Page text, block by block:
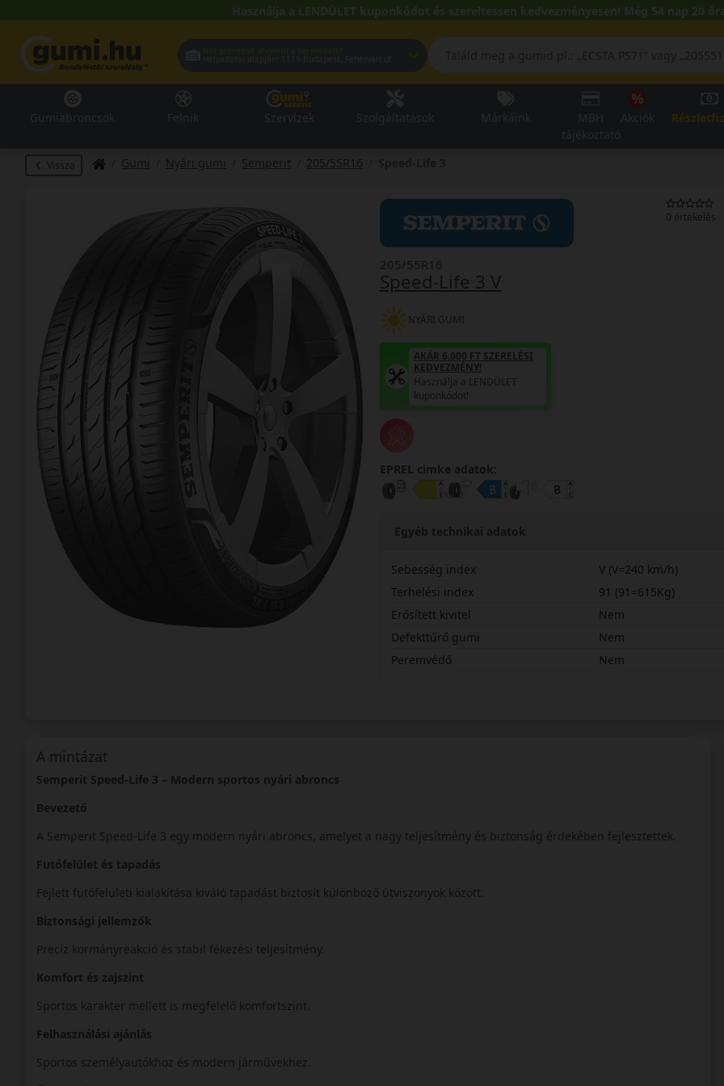
Használja a LENDÜLET kuponkódot és szereltessen kedvezményesen! Még 54 nap 20
Vissza Gumi Nyári gumi Semperit 205/55R16
0 értékelés
Speed-Life 3 V
205/55R16
NYÁRI GUMI
AKÁR 6.000 FT SZERELÉSI
KEDVEZMÉNY!
Használja a LENDÜLET
kuponkódot!
EPREL cimke adatok:
Egyéb technikai adatok
Sebesség index
V (V=240 km/h)
Terhelési index
91 (91=615Kg)
Erősített kivitel
Nem
Defekttűrő gumi
Nem
Peremvédő
Nem
A mintázat
Semperit Speed-Life 3 – Modern sportos nyári abroncs
Bevezető
A Semperit Speed-Life 3 egy modern nyári abroncs, amelyet a nagy teljesítmény és biztonság érdekében fejlesztettek.
Futófelület és tapadás
Fejlett futófelületi kialakítása kiváló tapadást biztosít különböző útviszonyok között.
Biztonsági jellemzők
Precíz kormányreakció és stabil fékezési teljesítmény.
Komfort és zajszint
Sportos karakter mellett is megfelelő komfortszint.
Felhasználási ajánlás
Sportos személyautókhoz és modern járművekhez.